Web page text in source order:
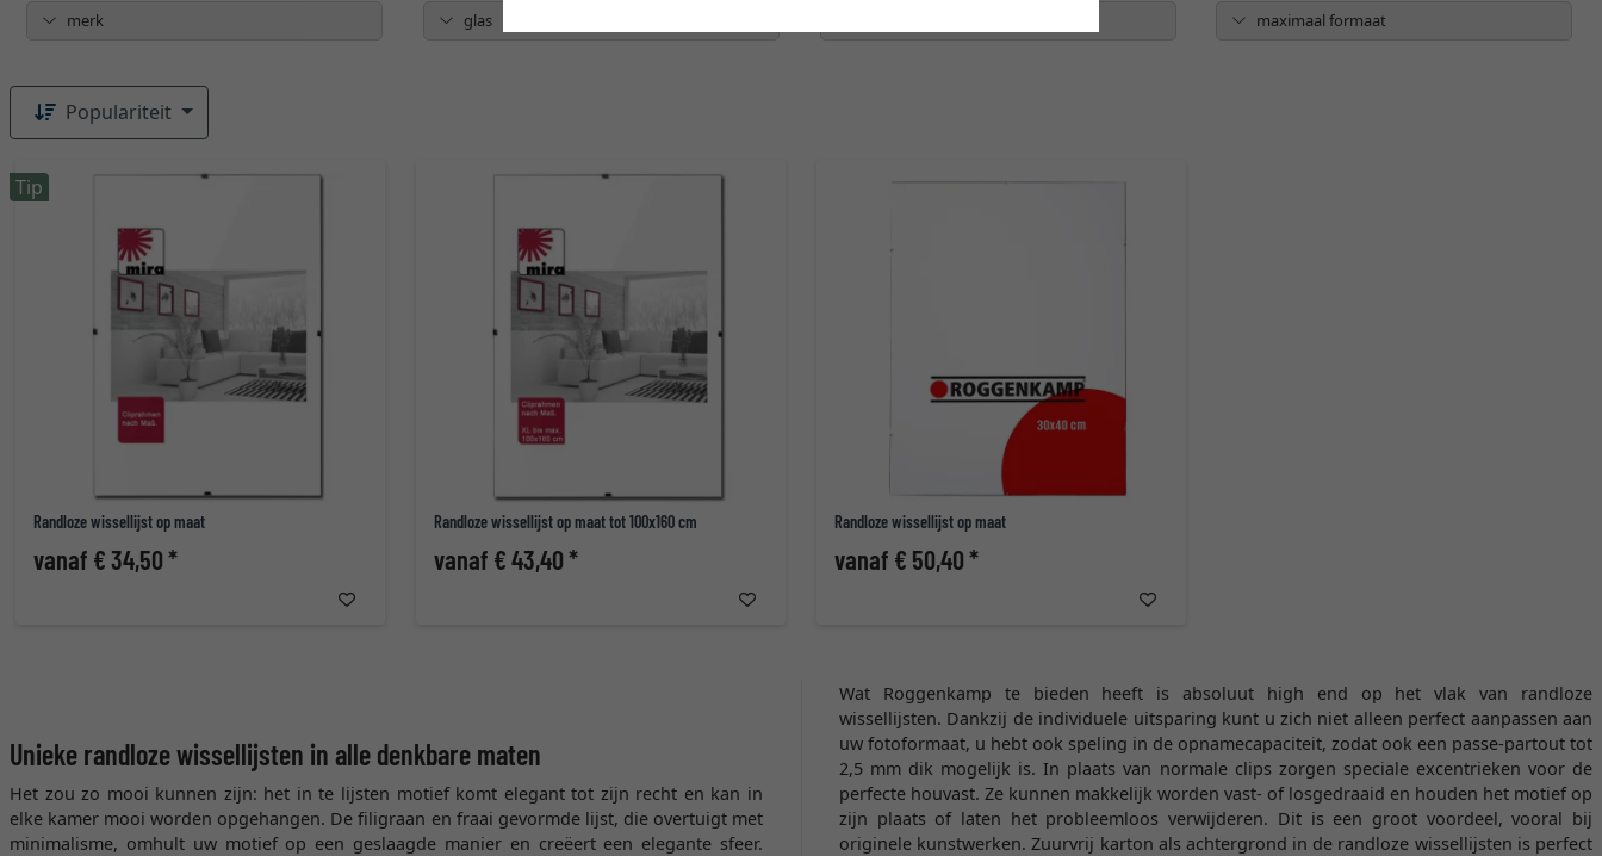
merk glas maximaal formaat
Populariteit
Randloze wissellijst op maat
vanaf € 34,50 *
Tip
Randloze wissellijst op maat tot 100x160 cm
vanaf € 43,40 *
Randloze wissellijst op maat
vanaf € 50,40 *
Unieke randloze wissellijsten in alle denkbare maten
Het zou zo mooi kunnen zijn: het in te lijsten motief komt elegant tot zijn recht en kan in
elke kamer mooi worden opgehangen. De filigraan en fraai gevormde lijst, die overtuigt met
minimalisme, omhult uw motief op een geslaagde manier en creëert een elegante sfeer.
Wat Roggenkamp te bieden heeft is absoluut high end op het vlak van randloze
wissellijsten. Dankzij de individuele uitsparing kunt u zich niet alleen perfect aanpassen aan
uw fotoformaat, u hebt ook speling in de opnamecapaciteit, zodat ook een passe-partout tot
2,5 mm dik mogelijk is. In plaats van normale clips zorgen speciale excentrieken voor de
perfecte houvast. Ze kunnen makkelijk worden vast- of losgedraaid en houden het motief op
zijn plaats of laten het probleemloos verwijderen. Dit is een groot voordeel, vooral bij
originele kunstwerken. Zuurvrij karton als achtergrond in de randloze wissellijsten is perfect